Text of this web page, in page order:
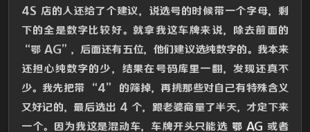
4S 店的人还给了个建议，说选号的时候带一个字母，剩
下的全是数字比较好。就拿我这车牌来说，除去前面的
“鄂 AG”，后面还有五位，他们建议选纯数字的。我本来
还担心纯数字的少，结果在号码库里一翻，发现还真不
少。我先把带 “4” 的筛掉，再挑那些对自己有特殊含义
又好记的，最后选出 4 个，跟老婆商量了半天，才定下来
一个。因为我这是混动车，车牌开头只能选 鄂 AG 或者